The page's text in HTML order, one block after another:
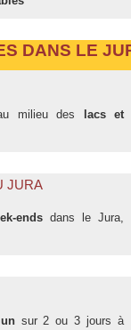
DANS LE
milieu des lacs et
JURA
ends dans le Jura,
sur 2 ou 3 jours à